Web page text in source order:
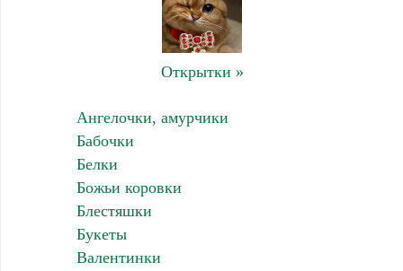
Открытки »
Ангелочки, амурчики
Бабочки
Белки
Божьи коровки
Блестяшки
Букеты
Валентинки